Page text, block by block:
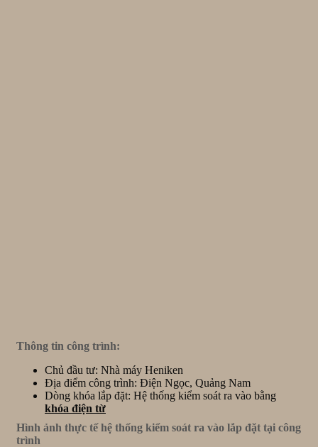
Thông tin công trình:
Chủ đầu tư: Nhà máy Heniken
Địa điểm công trình: Điện Ngọc, Quảng Nam
Dòng khóa lắp đặt: Hệ thống kiểm soát ra vào bằng
khóa điện từ
Hình ảnh thực tế hệ thống kiểm soát ra vào lắp đặt tại công
trình